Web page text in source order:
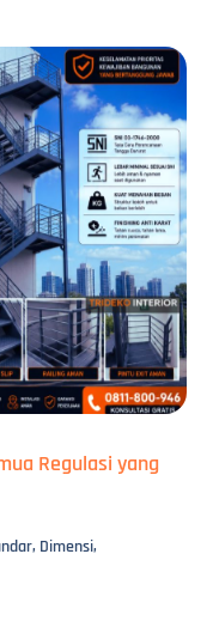
Regulasi yang
Dimensi,